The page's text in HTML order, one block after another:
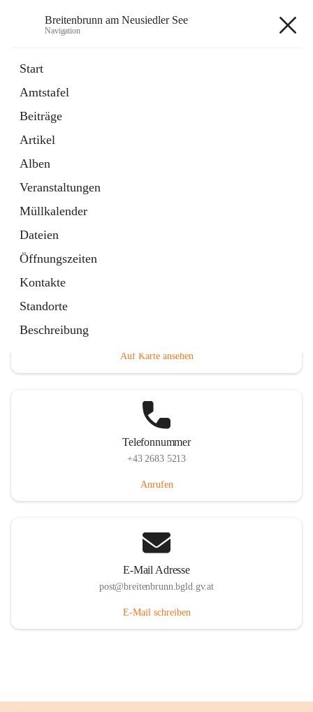
Breitenbrunn am Neusiedler See
Navigation
Start
Amtstafel
Beiträge
Artikel
Alben
Veranstaltungen
Müllkalender
Dateien
Öffnungszeiten
Kontakte
Standorte
Beschreibung
18 Schnellzugriffe
Gemeindeservice
Auf Karte ansehen
Telefonnummer
+43 2683 5213
Anrufen
E-Mail Adresse
post@breitenbrunn.bgld.gv.at
E-Mail schreiben